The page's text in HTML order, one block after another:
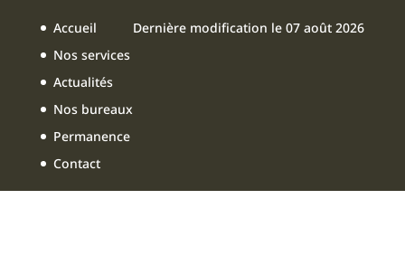
o
o
k
b
Accueil
Nos services
Actualités
Nos bureaux
Permanence
Contact
Dernière modification le 07 août 2026